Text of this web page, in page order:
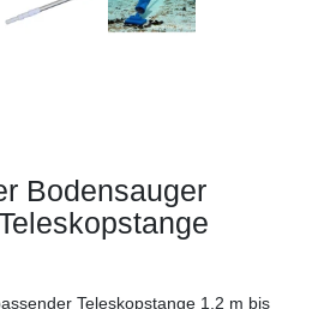
Bodensauger
Teleskopstange 1,2 m bis